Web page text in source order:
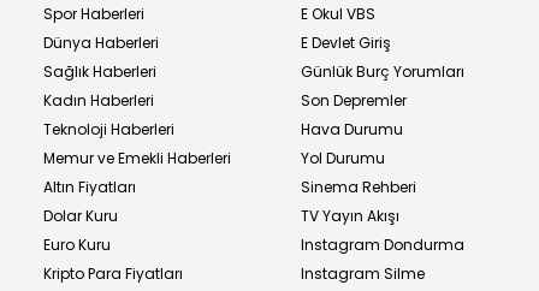
Spor Haberleri
Dünya Haberleri
Sağlık Haberleri
Kadın Haberleri
Teknoloji Haberleri
Memur ve Emekli Haberleri
Altın Fiyatları
Dolar Kuru
Euro Kuru
Kripto Para Fiyatları
E Okul VBS
E Devlet Giriş
Günlük Burç Yorumları
Son Depremler
Hava Durumu
Yol Durumu
Sinema Rehberi
TV Yayın Akışı
Instagram Dondurma
Instagram Silme